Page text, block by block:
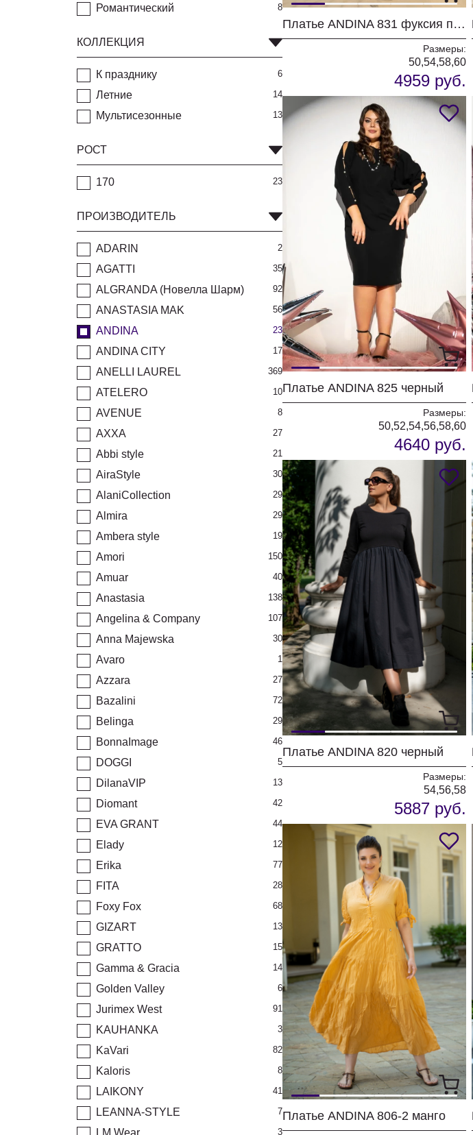
Романтический 8
КОЛЛЕКЦИЯ
К празднику 6
Летние 14
Мультисезонные 13
РОСТ
170 23
ПРОИЗВОДИТЕЛЬ
ADARIN 2
AGATTI 35
ALGRANDA (Новелла Шарм) 92
ANASTASIA MAK 56
ANDINA 23
ANDINA CITY 17
ANELLI LAUREL 369
ATELERO 10
AVENUE 8
AXXA 27
Abbi style 21
AiraStyle 30
AlaniCollection 29
Almira 29
Ambera style 19
Amori 150
Amuar 40
Anastasia 138
Angelina & Company 107
Anna Majewska 30
Avaro 1
Azzara 27
Bazalini 72
Belinga 29
BonnaImage 46
DOGGI 5
DilanaVIP 13
Diomant 42
EVA GRANT 44
Elady 12
Erika 77
FITA 28
Foxy Fox 68
GIZART 13
GRATTO 15
Gamma & Gracia 14
Golden Valley 6
Jurimex West 91
KAUHANKA 3
KaVari 82
Kaloris 8
LAIKONY 41
LEANNA-STYLE 7
LM.Wear 3
Платье ANDINA 831 фуксия принт
Размеры:
50,54,58,60
4959 руб.
Платье ANDINA 825 черный
Размеры:
50,52,54,56,58,60
4640 руб.
Платье ANDINA 820 черный
Размеры:
54,56,58
5887 руб.
Платье ANDINA 806-2 манго